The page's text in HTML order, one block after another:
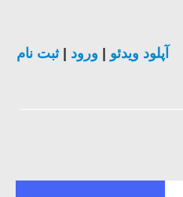
آپلود ویدئو ورود |ثبت نام